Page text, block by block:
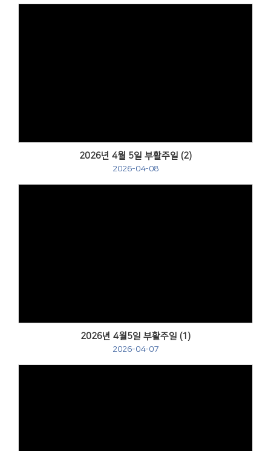
2026년 4월 5일 부활주일 (2)
2026-04-08
2026년 4월5일 부활주일 (1)
2026-04-07